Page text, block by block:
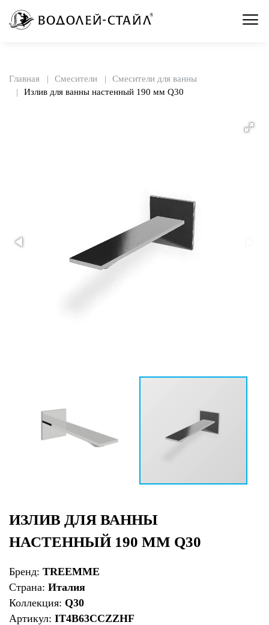
Главная Смесители
Смесители для ванны
Излив для ванны настенный 190 мм Q30
ИЗЛИВ ДЛЯ ВАННЫ
НАСТЕННЫЙ 190 ММ Q30
Бренд: TREEMME
Страна: Италия
Коллекция: Q30
Артикул: IT4B63CCZZHF